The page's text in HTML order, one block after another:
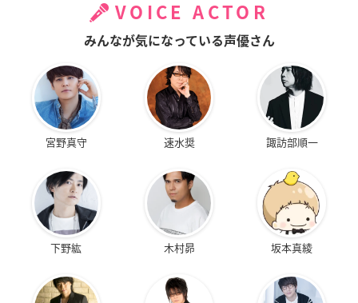
VOICE ACTOR
みんなが気になっている声優さん
宮野真守 速水奨 諏訪部順一
下野紘 木村昴 坂本真綾